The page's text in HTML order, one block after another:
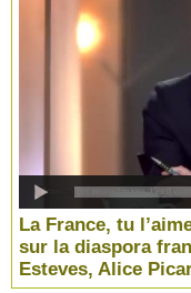
La France, tu
sur la diaspora
Esteves, Alice